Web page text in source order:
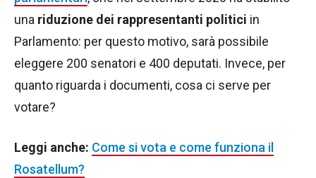
una riduzione dei rappresentanti politici in
Parlamento: per questo motivo, sarà possibile
eleggere 200 senatori e 400 deputati. Invece, per
quanto riguarda i documenti, cosa ci serve per
votare?
Leggi anche: Come si vota e come funziona il
Rosatellum?